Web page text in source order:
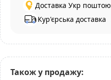
Доставка Укр поштою
Кур'єрська доставка
Також у продажу: